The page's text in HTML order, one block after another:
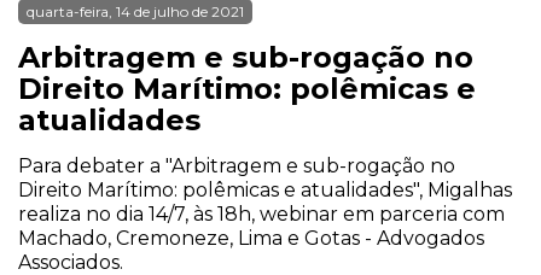
quarta-feira, 14 de julho de 2021
Arbitragem e sub-rogação no
Direito Marítimo: polêmicas e
atualidades
Para debater a "Arbitragem e sub-rogação no
Direito Marítimo: polêmicas e atualidades", Migalhas
realiza no dia 14/7, às 18h, webinar em parceria com
Machado, Cremoneze, Lima e Gotas - Advogados
Associados.